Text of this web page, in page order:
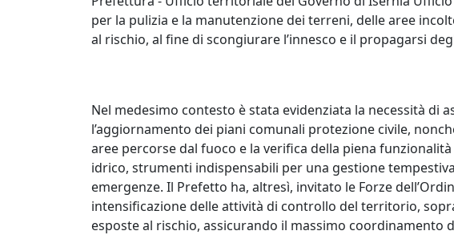
per la pulizia e la manutenzione dei terreni, delle aree
al rischio, al fine di scongiurare l’innesco e il propagarsi
Nel medesimo contesto è stata evidenziata la necessità di
l’aggiornamento dei piani comunali protezione civile,
aree percorse dal fuoco e la verifica della piena
idrico, strumenti indispensabili per una gestione
emergenze. Il Prefetto ha, altresì, invitato le Forze
intensificazione delle attività di controllo del territorio,
esposte al rischio, assicurando il massimo coordinamento